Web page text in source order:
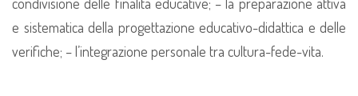
e sistematica della progettazione educativo-didattica e delle
verifiche; – l’integrazione personale tra cultura-fede-vita.